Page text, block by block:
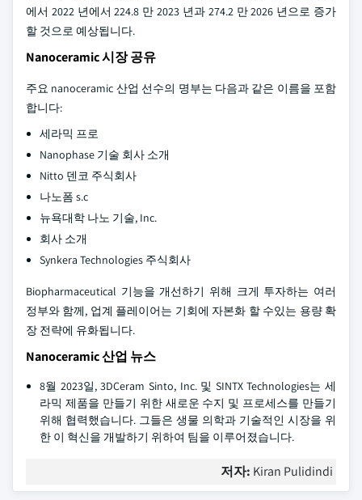
에서 2022 년에서 224.8 만 2023 년과 274.2 만 2026 년으로 증가
할 것으로 예상됩니다.
Nanoceramic 시장 공유
주요 nanoceramic 산업 선수의 명부는 다음과 같은 이름을 포함
합니다:
세라믹 프로
Nanophase 기술 회사 소개
Nitto 덴코 주식회사
나노폼 s.c
뉴욕대학 나노 기술, Inc.
회사 소개
Synkera Technologies 주식회사
Biopharmaceutical 기능을 개선하기 위해 크게 투자하는 여러
정부와 함께, 업계 플레이어는 기회에 자본화 할 수있는 용량 확
장 전략에 유화됩니다.
Nanoceramic 산업 뉴스
8월 2023일, 3DCeram Sinto, Inc. 및 SINTX Technologies는 세
라믹 제품을 만들기 위한 새로운 수지 및 프로세스를 만들기
위해 협력했습니다. 그들은 생물 의학과 기술적인 시장을 위
한 이 혁신을 개발하기 위하여 팀을 이루어졌습니다.
저자: Kiran Pulidindi